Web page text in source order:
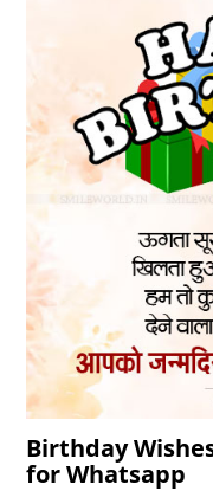
Birthday
for Whatsapp